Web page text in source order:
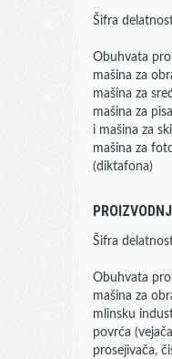
Šifra
Obuhvata
mašina za
mašina za
mašina za
i mašina za
mašina za
(diktafona)
Šifra
Obuhvata
mašina za
mlinsku
povrća
prosejivača,